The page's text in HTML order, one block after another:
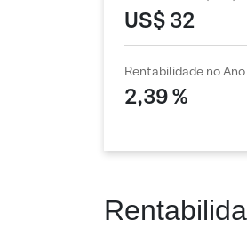
US$ 32
Rentabilidade no Ano
2,39 %